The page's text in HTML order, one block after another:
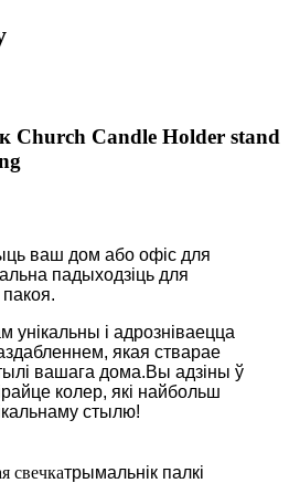
Church Candle Holder stand
ваш дом або офіс для
падыходзіць для
і адрозніваецца
якая стварае
вашага дома.Вы адзіны ў
колер, які найбольш
стылю!
свечкатрымальнік палкі